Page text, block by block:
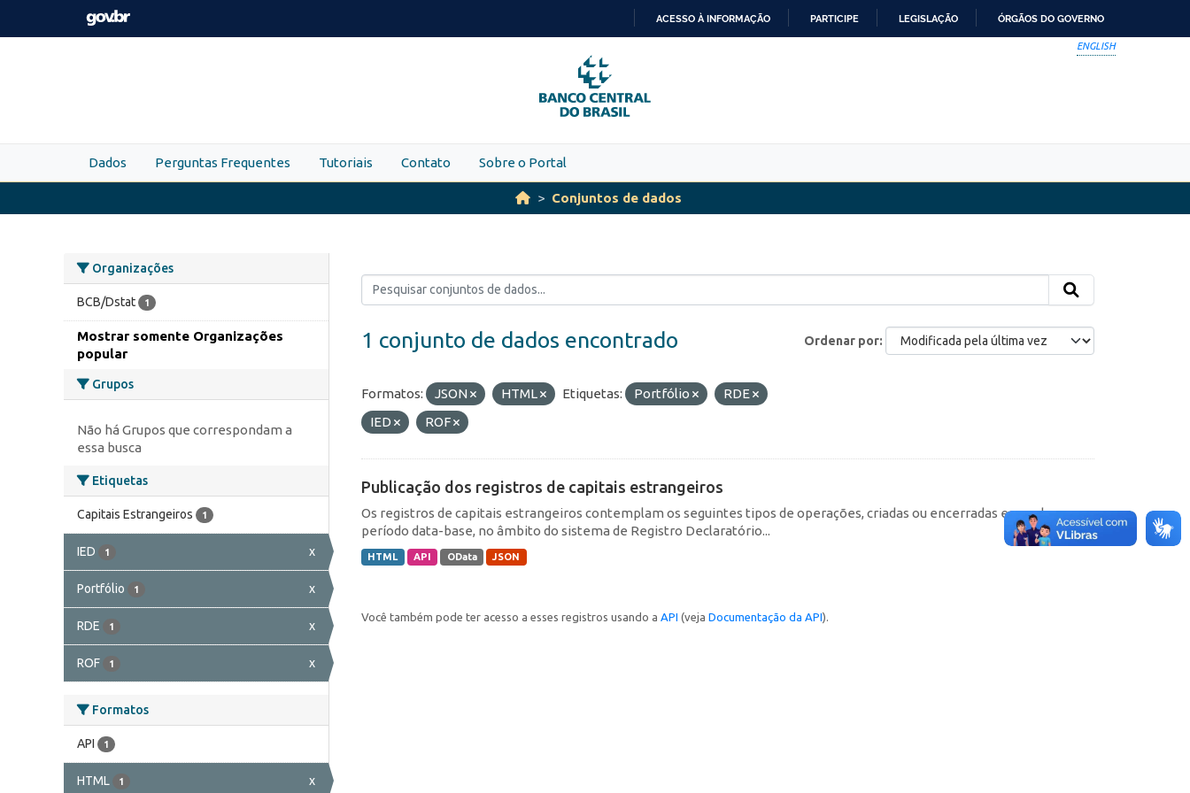
Skip to main content
PARA
O
CONTEÚDO
ACESSO À INFORMAÇÃO PARTICIPE LEGISLAÇÃO ÓRGÃOS DO GOVERNO
ENGLISH
Dados Perguntas Frequentes Tutoriais Contato Sobre o Portal
Conjuntos de dados
Organizações
BCB/Dstat 1
Mostrar somente Organizações
popular
Grupos
Não há Grupos que correspondam a
essa busca
Etiquetas
Capitais Estrangeiros 1
IED 1 x
Portfólio 1 x
RDE 1 x
ROF 1 x
Formatos
API 1
HTML 1 x
Ordenar por
1 conjunto de dados encontrado
Formatos: JSON HTML Etiquetas: Portfólio
RDE
IED
ROF
Publicação dos registros de capitais estrangeiros
Os registros de capitais estrangeiros contemplam os seguintes tipos de operações, criadas ou encerradas em cada
período data-base, no âmbito do sistema de Registro Declaratório...
HTML API OData JSON
Você também pode ter acesso a esses registros usando a API (veja Documentação da API).